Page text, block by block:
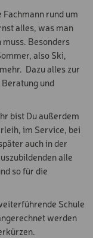
rund um
alles, was man
Besonders
also Ski,
Dazu alles zur
und
bist Du außerdem
im Service, bei
auch in der
alle
so für die
Schule
werden